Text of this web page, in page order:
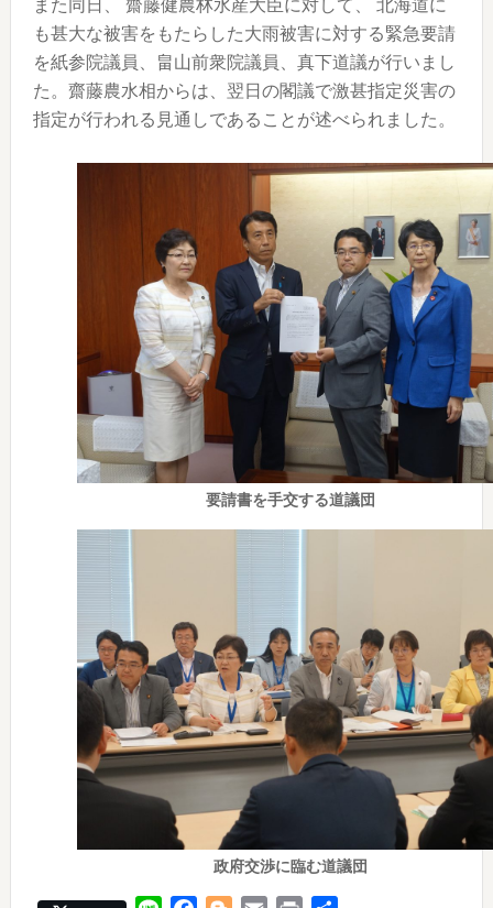
また同日、 齋藤健農林水産大臣に対して、 北海道に
も甚大な被害をもたらした大雨被害に対する緊急要請
を紙参院議員、畠山前衆院議員、真下道議が行いまし
た。齋藤農水相からは、翌日の閣議で激甚指定災害の
指定が行われる見通しであることが述べられました。
要請書を手交する道議団
政府交渉に臨む道議団